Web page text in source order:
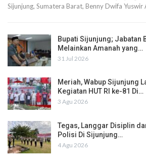
Sijunjung, Sumatera Barat, Benny Dwifa Yuswir
Bupati Sijunjung; Jabatan
Melainkan Amanah yang…
31 Jul 2026
Meriah, Wabup Sijunjung
Kegiatan HUT RI ke-81 Di…
3 Agu 2026
Tegas, Langgar Disiplin
Polisi Di Sijunjung…
4 Agu 2026